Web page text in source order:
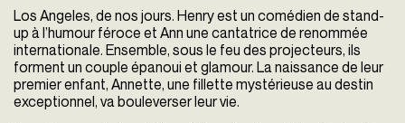
Los Angeles, de nos jours. Henry est un comédien de stand-
up à l’humour féroce et Ann une cantatrice de renommée
internationale. Ensemble, sous le feu des projecteurs, ils
forment un couple épanoui et glamour. La naissance de leur
premier enfant, Annette, une fillette mystérieuse au destin
exceptionnel, va bouleverser leur vie.